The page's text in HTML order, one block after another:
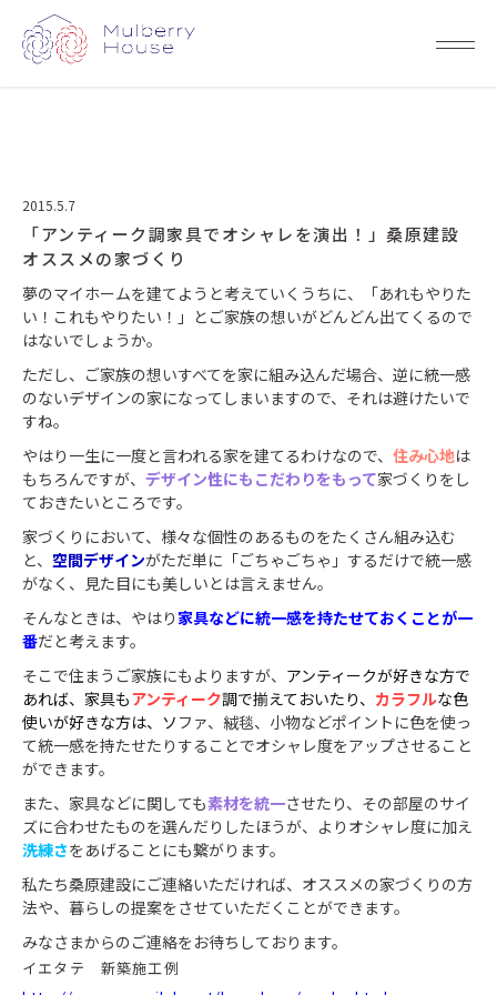
2015.5.7
「アンティーク調家具でオシャレを演出！」桑原建設
オススメの家づくり
夢のマイホームを建てようと考えていくうちに、「あれもやりた
い！これもやりたい！」とご家族の想いがどんどん出てくるので
はないでしょうか。
ただし、ご家族の想いすべてを家に組み込んだ場合、逆に統一感
のないデザインの家になってしまいますので、それは避けたいで
すね。
やはり一生に一度と言われる家を建てるわけなので、 住み心地は
もちろんですが、 デザイン性にもこだわりをもって家づくりをし
ておきたいところです。
家づくりにおいて、様々な個性のあるものをたくさん組み込む
と、 空間デザインがただ単に「ごちゃごちゃ」するだけで統一感
がなく、見た目にも美しいとは言えません。
そんなときは、やはり家具などに統一感を持たせておくことが一
番だと考えます。
そこで住まうご家族にもよりますが、 アンティークが好きな方で
あれば、家具もアンティーク調で揃えておいたり、 カラフルな色
使いが好きな方は、ソ ファ、絨毯、小物などポイントに色を使っ
て統一感を持たせたりすることでオシャレ度をアップさせること
ができます。
また、家具などに関しても素材を統一させたり、その部屋のサイ
ズに合わせたものを選んだりしたほうが、よりオシャレ度に加え
洗練さをあげることにも繋がります。
私たち桑原建設にご連絡いただければ、オススメの家づくりの方
法や、暮らしの提案をさせていただくことができます。
みなさまからのご連絡をお待ちしております。
イエタテ 新築施工例